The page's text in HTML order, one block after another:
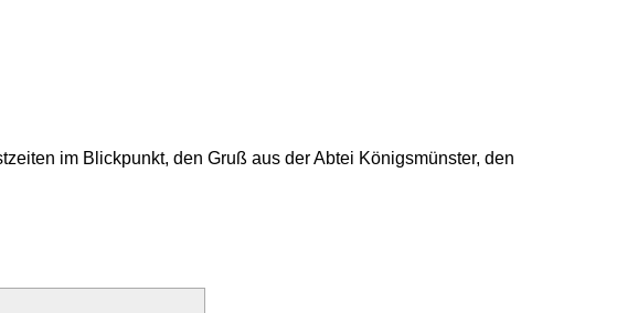
im Blickpunkt, den Gruß aus der Abtei Königsmünster, den